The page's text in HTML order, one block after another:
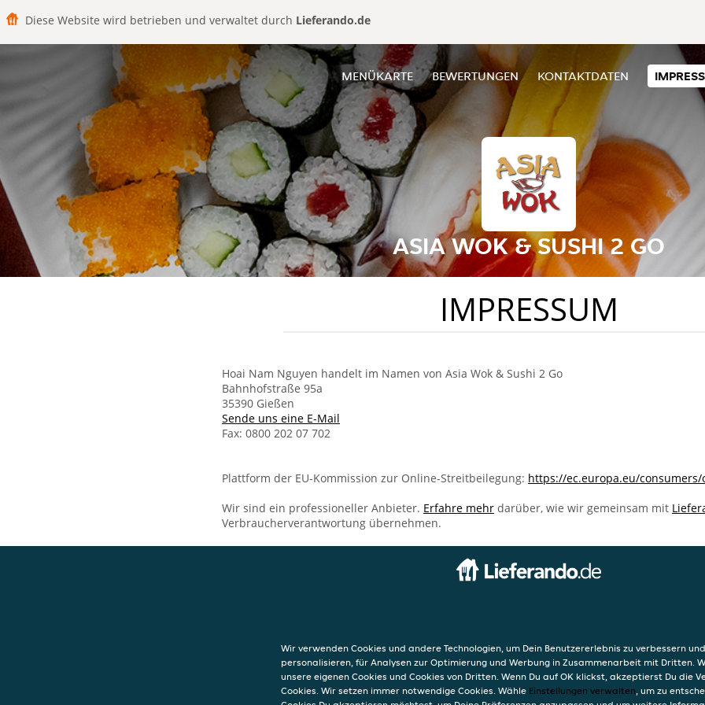
Diese Website wird betrieben und verwaltet durch Lieferando.de
MENÜKARTE BEWERTUNGEN KONTAKTDATEN
ASIA WOK & SUSHI 2 GO
IMPRESSUM
Hoai Nam Nguyen handelt im Namen von Asia Wok & Sushi 2 Go
Bahnhofstraße 95a
35390 Gießen
Sende uns eine E-Mail
Fax: 0800 202 07 702
Plattform der EU-Kommission zur Online-Streitbeilegung: https://ec.europa.eu/
Wir sind ein professioneller Anbieter. Erfahre mehr darüber, wie wir gemeinsam mit
Verbraucherverantwortung übernehmen.
Bahnhofstraße 95a
35390 Gießen
Wir verwenden Cookies und andere Technologien, um Dein Benutzererlebnis zu verbessern
personalisieren, für Analysen zur Optimierung und Werbung in Zusammenarbeit mit Dritten.
unsere eigenen Cookies und Cookies von Dritten. Wenn Du auf OK klickst, akzeptierst Du die
Cookies. Wir setzen immer notwendige Cookies. Wähle Einstellungen verwalten, um zu